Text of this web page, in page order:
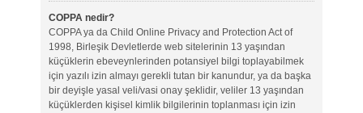
COPPA nedir?
COPPA ya da Child Online Privacy and Protection Act of
1998, Birleşik Devletlerde web sitelerinin 13 yaşından
küçüklerin ebeveynlerinden potansiyel bilgi toplayabilmek
için yazılı izin almayı gerekli tutan bir kanundur, ya da başka
bir deyişle yasal veli/vasi onay şeklidir, veliler 13 yaşından
küçüklerden kişisel kimlik bilgilerinin toplanması için izin